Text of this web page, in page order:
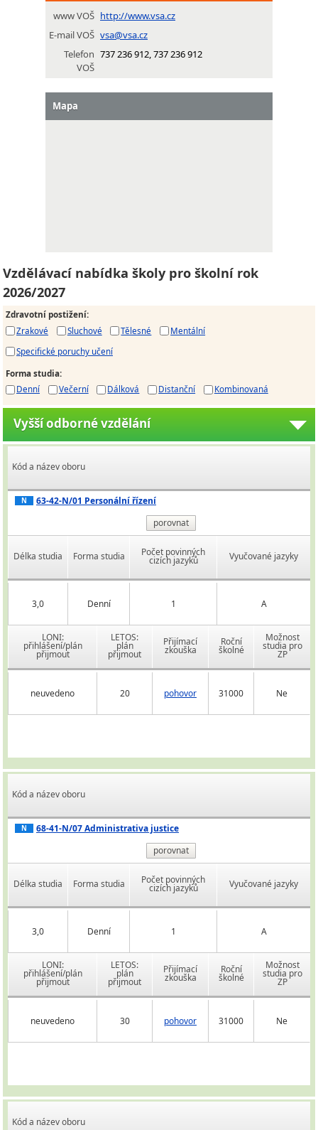
www VOŠ http://www.vsa.cz
E-mail VOŠ vsa@vsa.cz
Telefon
VOŠ
737 236 912, 737 236 912
Mapa
Vzdělávací nabídka školy pro školní rok
2026/2027
Zdravotní postižení:
Zrakové
Sluchové Tělesné
Mentální
Specifické poruchy učení
Forma studia:
Denní
Večerní Dálková Distanční Kombinovaná
Vyšší odborné vzdělání
Kód a název oboru
N
63-42-N/01 Personální řízení
porovnat
Délka studia Forma studia Počet povinných
cizích jazyků Vyučované jazyky
3,0 Denní 1 A
LONI:
přihlášení/plán
přijmout
LETOS:
plán
přijmout
Přijímací
zkouška
Roční
školné
Možnost
studia pro
ZP
neuvedeno 20 pohovor 31000 Ne
Kód a název oboru
N
68-41-N/07 Administrativa justice
porovnat
Délka studia Forma studia Počet povinných
cizích jazyků Vyučované jazyky
3,0 Denní 1 A
LONI:
přihlášení/plán
přijmout
LETOS:
plán
přijmout
Přijímací
zkouška
Roční
školné
Možnost
studia pro
ZP
neuvedeno 30 pohovor 31000 Ne
Kód a název oboru